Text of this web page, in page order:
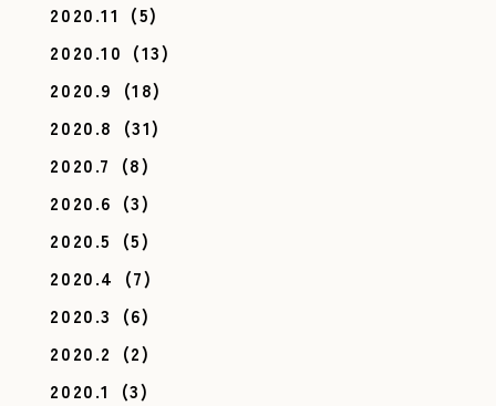
2020.11 (5)
2020.10 (13)
2020.9 (18)
2020.8 (31)
2020.7 (8)
2020.6 (3)
2020.5 (5)
2020.4 (7)
2020.3 (6)
2020.2 (2)
2020.1
(3)